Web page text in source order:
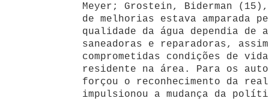
Meyer; Grostein, Biderman
de melhorias estava
qualidade da água dependia de
saneadoras e reparadoras,
comprometidas condições de
residente na área. Para os
forçou o reconhecimento da
impulsionou a mudança da